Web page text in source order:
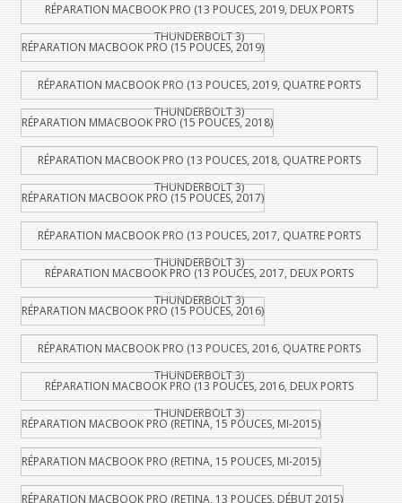
RÉPARATION MACBOOK PRO (13 POUCES, 2019, DEUX PORTS
THUNDERBOLT 3)
RÉPARATION MACBOOK PRO (15 POUCES, 2019)
RÉPARATION MACBOOK PRO (13 POUCES, 2019, QUATRE PORTS
THUNDERBOLT 3)
RÉPARATION MMACBOOK PRO (15 POUCES, 2018)
RÉPARATION MACBOOK PRO (13 POUCES, 2018, QUATRE PORTS
THUNDERBOLT 3)
RÉPARATION MACBOOK PRO (15 POUCES, 2017)
RÉPARATION MACBOOK PRO (13 POUCES, 2017, QUATRE PORTS
THUNDERBOLT 3)
RÉPARATION MACBOOK PRO (13 POUCES, 2017, DEUX PORTS
THUNDERBOLT 3)
RÉPARATION MACBOOK PRO (15 POUCES, 2016)
RÉPARATION MACBOOK PRO (13 POUCES, 2016, QUATRE PORTS
THUNDERBOLT 3)
RÉPARATION MACBOOK PRO (13 POUCES, 2016, DEUX PORTS
THUNDERBOLT 3)
RÉPARATION MACBOOK PRO (RETINA, 15 POUCES, MI-2015)
RÉPARATION MACBOOK PRO (RETINA, 15 POUCES, MI-2015)
RÉPARATION MACBOOK PRO (RETINA, 13 POUCES, DÉBUT 2015)